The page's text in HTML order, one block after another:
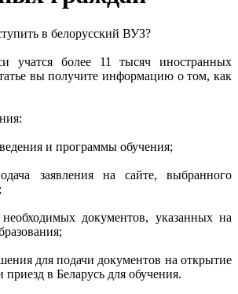
в белорусский ВУЗ?
учатся более 11 тысяч иностранных
вы получите информацию о том, как
и программы обучения;
заявления на сайте, выбранного
документов, указанных на
для подачи документов на открытие
приезд в Беларусь для обучения.